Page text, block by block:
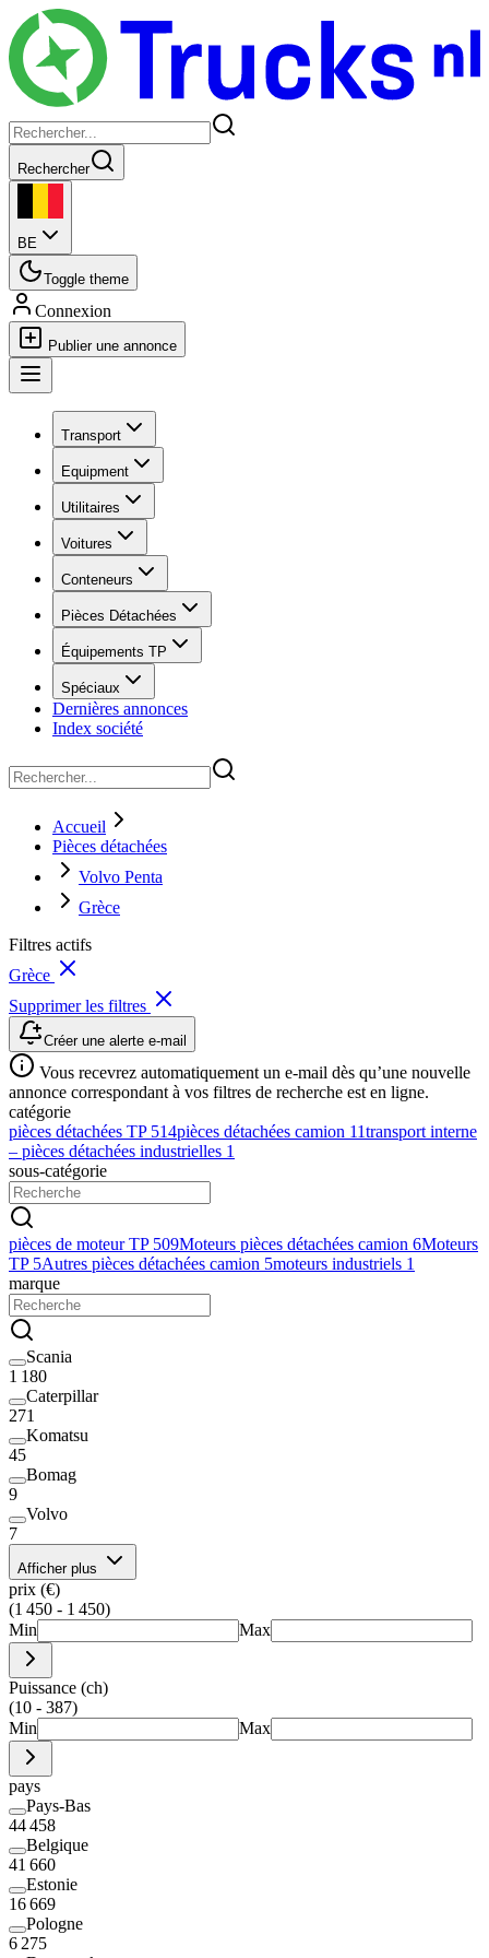
Rechercher
BE
Toggle theme
Connexion
Publier une annonce
Transport
Equipment
Utilitaires
Voitures
Conteneurs
Pièces Détachées
Équipements TP
Spéciaux
Dernières annonces
Index société
Accueil
Pièces détachées
Volvo Penta
Grèce
Filtres actifs
Grèce
Supprimer les filtres
Créer une alerte e-mail
Vous recevrez automatiquement un e-mail dès qu’une nouvelle
annonce correspondant à vos filtres de recherche est en ligne.
catégorie
pièces détachées TP 514pièces détachées camion 11transport interne
– pièces détachées industrielles 1
sous-catégorie
pièces de moteur TP 509Moteurs pièces détachées camion 6Moteurs
TP 5Autres pièces détachées camion 5moteurs industriels 1
marque
Scania
1 180
Caterpillar
271
Komatsu
45
Bomag
9
Volvo
7
Afficher plus
prix (€)
(1 450 - 1 450)
Min
Max
Puissance (ch)
(10 - 387)
Min
Max
pays
Pays-Bas
44 458
Belgique
41 660
Estonie
16 669
Pologne
6 275